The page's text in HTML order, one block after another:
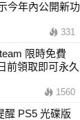
年內公開新功
331
限時免費
領取即可永久
1560
醒 PS5 光碟版